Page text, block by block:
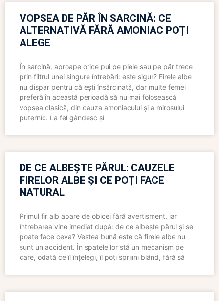
VOPSEA DE PĂR ÎN SARCINĂ: CE
ALTERNATIVĂ FĂRĂ AMONIAC POȚI
ALEGE
În sarcină, aproape orice pui pe piele sau pe păr trece
prin filtrul unei singure întrebări: este sigur? Firele albe
nu dispar pentru că ești însărcinată, dar multe femei
preferă în această perioadă să nu mai folosească
vopsea clasică, din cauza amoniacului și a mirosului
puternic. La fel gândesc și
DE CE ALBEȘTE PĂRUL: CAUZELE
FIRELOR ALBE ȘI CE POȚI FACE
NATURAL
Primul fir alb apare de obicei fără avertisment, iar
întrebarea vine imediat după: de ce albește părul și se
poate face ceva? Vestea bună este că firele albe nu
sunt un accident. În spatele lor stă un mecanism pe
care, odată ce îl înțelegi, îl poți sprijini blând, fără să